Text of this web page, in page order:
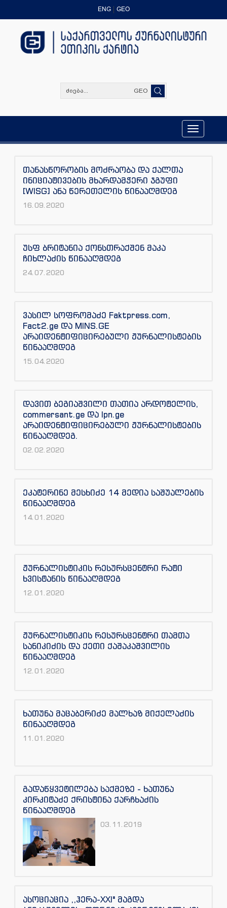
ENG GEO
GEO
Toggle
navigation
თანასწორობის მოძრაობა და ქალთა
ინიციატივების მხარდამჭერი ჯგუფი
[WISG] ანა წერეთელის წინააღმდეგ
16.09.2020
უსფ ბრიტანია ქონსთრაქშენ მაკა
ჩიხლაძის წინააღმდეგ
24.07.2020
ვასილ სოფრომაძე Faktpress.com,
Fact2.ge და MINS.GE
არაიდენტიფიცირებული ჟურნალისტების
წინააღმდეგ
15.04.2020
დავით ბეგიაშვილი თათია არდოტელის,
commersant.ge და Ipn.ge
არაიდენტიფიცირებული ჟურნალისტების
წინააღმდეგ.
02.02.2020
ეკატერინე მესხიძე 14 მედია საშუალების
წინააღმდეგ
14.01.2020
ჟურნალისტიკის რესურსცენტრი რატი
ხვისტანის წინააღმდეგ
12.01.2020
ჟურნალისტიკის რესურსცენტრი თამთა
სანიკიძის და ქეთი ქაშაკაშვილის
წინააღმდეგ
12.01.2020
ხათუნა მაცაბერიძე მალხაზ მიქელაძის
წინააღმდეგ
11.01.2020
გადაწყვეტილება საქმეზე - ხათუნა
კირკიტაძე ქრისტინა ქარჩხაძის
წინააღმდეგ
03.11.2019
ასოციაცია ,,ჰერა-XXI" მაგდა